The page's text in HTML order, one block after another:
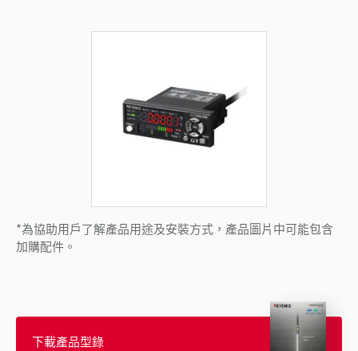
*為協助用戶了解產品用途及安裝方式，產品圖片中可能包含
加購配件。
下載產品型錄